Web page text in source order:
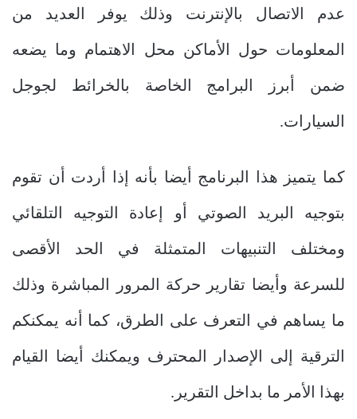
عدم الاتصال بالإنترنت وذلك يوفر العديد من
المعلومات حول الأماكن محل الاهتمام وما يضعه
ضمن أبرز البرامج الخاصة بالخرائط لجوجل
السيارات.
كما يتميز هذا البرنامج أيضا بأنه إذا أردت أن تقوم
بتوجيه البريد الصوتي أو إعادة التوجيه التلقائي
ومختلف التنبيهات المتمثلة في الحد الأقصى
للسرعة وأيضا تقارير حركة المرور المباشرة وذلك
ما يساهم في التعرف على الطرق، كما أنه يمكنكم
الترقية إلى الإصدار المحترف ويمكنك أيضا القيام
بهذا الأمر ما بداخل التقرير.